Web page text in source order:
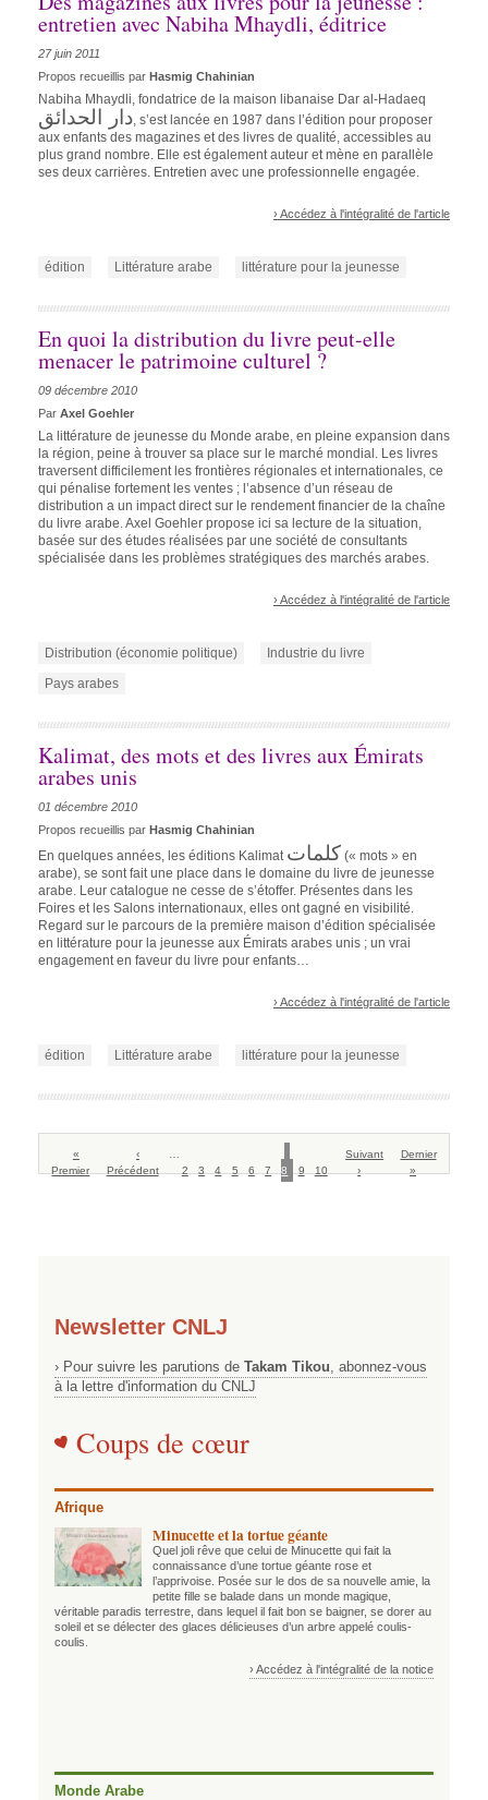
entretien avec Nabiha Mhaydli, éditrice
27 juin 2011
Propos recueillis par Hasmig Chahinian
Nabiha Mhaydli, fondatrice de la maison libanaise Dar al-Hadaeq
دار الحدائق, s’est lancée en 1987 dans l’édition pour proposer
aux enfants des magazines et des livres de qualité, accessibles au
plus grand nombre. Elle est également auteur et mène en parallèle
ses deux carrières. Entretien avec une professionnelle engagée.
› Accédez à l'intégralité de l'article
édition Littérature arabe littérature pour la jeunesse
En quoi la distribution du livre peut-elle
menacer le patrimoine culturel ?
09 décembre 2010
Par Axel Goehler
La littérature de jeunesse du Monde arabe, en pleine expansion dans
la région, peine à trouver sa place sur le marché mondial. Les livres
traversent difficilement les frontières régionales et internationales, ce
qui pénalise fortement les ventes ; l’absence d’un réseau de
distribution a un impact direct sur le rendement financier de la chaîne
du livre arabe. Axel Goehler propose ici sa lecture de la situation,
basée sur des études réalisées par une société de consultants
spécialisée dans les problèmes stratégiques des marchés arabes.
› Accédez à l'intégralité de l'article
Distribution (économie politique)
Industrie du livre
Pays arabes
Kalimat, des mots et des livres aux Émirats
arabes unis
01 décembre 2010
Propos recueillis par Hasmig Chahinian
En quelques années, les éditions Kalimat كلمات (« mots » en
arabe), se sont fait une place dans le domaine du livre de jeunesse
arabe. Leur catalogue ne cesse de s’étoffer. Présentes dans les
Foires et les Salons internationaux, elles ont gagné en visibilité.
Regard sur le parcours de la première maison d’édition spécialisée
en littérature pour la jeunesse aux Émirats arabes unis ; un vrai
engagement en faveur du livre pour enfants…
› Accédez à l'intégralité de l'article
édition Littérature arabe littérature pour la jeunesse
Pagination
Première
page
«
Premier
Page
précédente
‹
Précédent
2
3
4
5
6
7
courante
8
9
Page
10
Page
suivante
Suivant
›
Dernière
page
Dernier
»
Newsletter CNLJ
› Pour suivre les parutions de Takam Tikou, abonnez-vous
à la lettre d'information du CNLJ
Coups de cœur
Afrique
Minucette et la tortue géante
Quel joli rêve que celui de Minucette qui fait la
connaissance d’une tortue géante rose et
l’apprivoise. Posée sur le dos de sa nouvelle amie, la
petite fille se balade dans un monde magique,
véritable paradis terrestre, dans lequel il fait bon se baigner, se dorer au
soleil et se délecter des glaces délicieuses d’un arbre appelé coulis-
coulis.
› Accédez à l'intégralité de la notice
Monde Arabe